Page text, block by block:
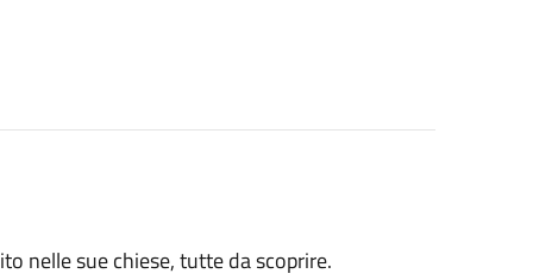
nelle sue chiese, tutte da scoprire.